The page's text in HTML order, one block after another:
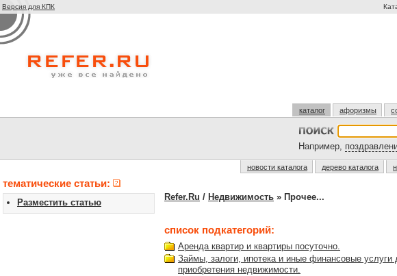
Версия для КПК
каталог афоризмы
Например,
новости каталога дерево каталога
тематические статьи:
Разместить статью
Refer.Ru / Недвижимость » Прочее...
список подкатегорий:
Аренда квартир и квартиры посуточно.
Займы, залоги, ипотека и иные финансовые услуги
приобретения недвижимости.